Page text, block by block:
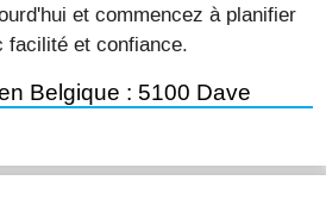
et commencez à planifier
facilité et confiance.
Belgique : 5100 Dave